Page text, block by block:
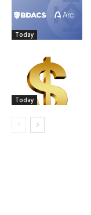
Today
Today